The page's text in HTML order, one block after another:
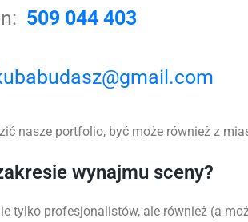
509 044 403
nasze portfolio, być może również z
wynajmu sceny?
tylko profesjonalistów, ale również (a